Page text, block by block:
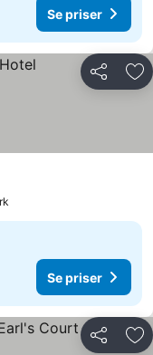
Se priser
Del
Se priser
Del